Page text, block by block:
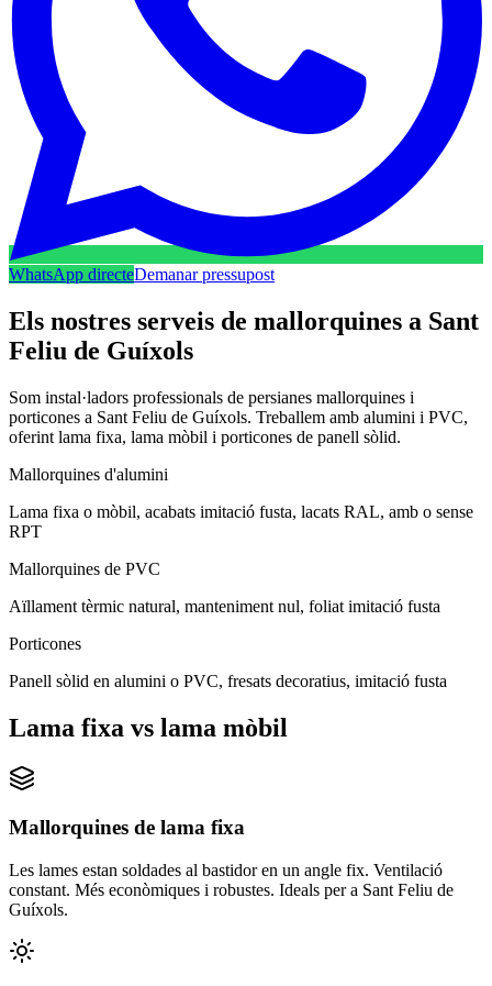
WhatsApp directeDemanar pressupost
Els nostres serveis de mallorquines a Sant
Feliu de Guíxols
Som instal·ladors professionals de persianes mallorquines i
porticones a Sant Feliu de Guíxols. Treballem amb alumini i PVC,
oferint lama fixa, lama mòbil i porticones de panell sòlid.
Mallorquines d'alumini
Lama fixa o mòbil, acabats imitació fusta, lacats RAL, amb o sense
RPT
Mallorquines de PVC
Aïllament tèrmic natural, manteniment nul, foliat imitació fusta
Porticones
Panell sòlid en alumini o PVC, fresats decoratius, imitació fusta
Lama fixa vs lama mòbil
Mallorquines de lama fixa
Les lames estan soldades al bastidor en un angle fix. Ventilació
constant. Més econòmiques i robustes. Ideals per a Sant Feliu de
Guíxols.